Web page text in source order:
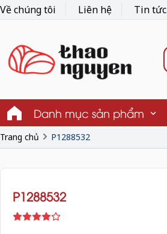
Về chúng tôi Liên hệ Tin tức
Danh mục sản phẩm
Trang chủ P1288532
P1288532